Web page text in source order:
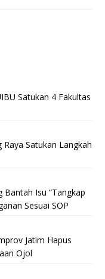
Satukan 4 Fakultas
Satukan Langkah
Bantah Isu “Tangkap
Sesuai SOP
Jatim Hapus
Ojol